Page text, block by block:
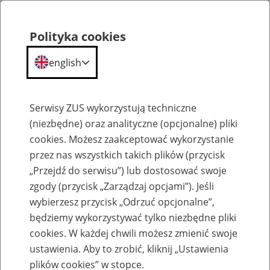
Szkolenia
Zaproś ZUS do siebie: Aktywni 50+
Polityka cookies
english
Serwisy ZUS wykorzystują techniczne
(niezbędne) oraz analityczne (opcjonalne) pliki
cookies. Możesz zaakceptować wykorzystanie
przez nas wszystkich takich plików (przycisk
„Przejdź do serwisu”) lub dostosować swoje
zgody (przycisk „Zarządzaj opcjami”). Jeśli
wybierzesz przycisk „Odrzuć opcjonalne”,
będziemy wykorzystywać tylko niezbędne pliki
cookies. W każdej chwili możesz zmienić swoje
ustawienia. Aby to zrobić, kliknij „Ustawienia
plików cookies” w stopce.